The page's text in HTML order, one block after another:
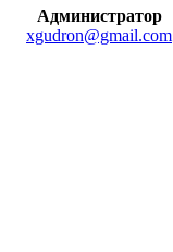
Администратор
xgudron@gmail.com